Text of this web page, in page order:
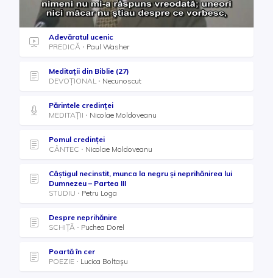
Adevăratul ucenic
PREDICĂ
Paul Washer
Meditații din Biblie (27)
DEVOȚIONAL
Necunoscut
Părintele credinței
MEDITAȚII
Nicolae Moldoveanu
Pomul credinței
CÂNTEC
Nicolae Moldoveanu
Câștigul necinstit, munca la negru și neprihănirea lui
Dumnezeu – Partea III
STUDIU
Petru Loga
Despre neprihănire
SCHIȚĂ
Puchea Dorel
Poartă în cer
POEZIE
Lucica Boltaşu